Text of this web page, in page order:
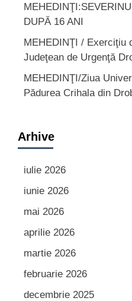
DUPĂ 16 ANI
MEHEDINŢI / Exerciţiu
Judeţean de Urgenţă
MEHEDINŢI/Ziua
Pădurea Crihala din
Arhive
iulie 2026
iunie 2026
mai 2026
aprilie 2026
martie 2026
februarie 2026
decembrie 2025